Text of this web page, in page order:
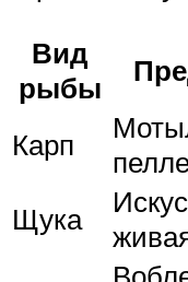
Вид
рыбы
Карп
Щука